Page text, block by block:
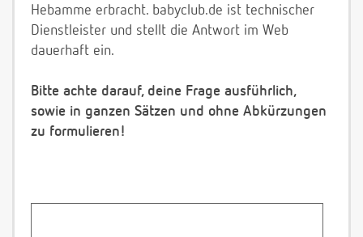
Hebamme erbracht. babyclub.de ist technischer
Dienstleister und stellt die Antwort im Web
dauerhaft ein.
Bitte achte darauf, deine Frage ausführlich,
sowie in ganzen Sätzen und ohne Abkürzungen
zu formulieren!